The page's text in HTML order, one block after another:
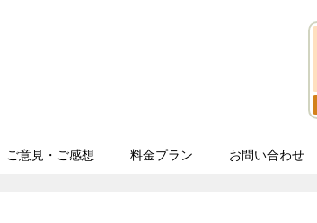
ご意見・ご感想 料金プラン お問い合わせ